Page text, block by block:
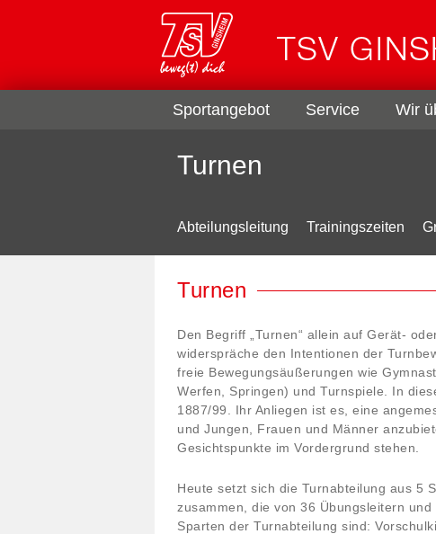
Sportangebot Service Wir
Turnen
Abteilungsleitung Trainingszeiten
Turnen
Den Begriff „Turnen“ allein auf Gerät-
widerspräche den Intentionen der
freie Bewegungsäußerungen wie
Werfen, Springen) und Turnspiele. In
1887/99. Ihr Anliegen ist es, eine
und Jungen, Frauen und Männer
Gesichtspunkte im Vordergrund stehen.
Heute setzt sich die Turnabteilung aus 5
zusammen, die von 36 Übungsleitern und
Sparten der Turnabteilung sind: